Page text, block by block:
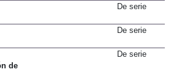
De serie
De serie
de
De serie